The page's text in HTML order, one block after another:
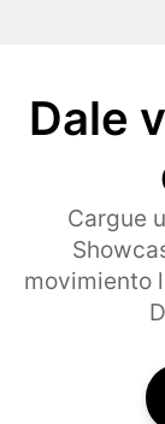
Dale
Cargue
movimiento